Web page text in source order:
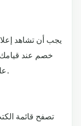
خصم عند
عليه لإضافته إلى سلة التسوق الخاصة بك.
تصفح قائمة